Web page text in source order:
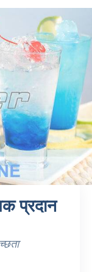
प्रदान